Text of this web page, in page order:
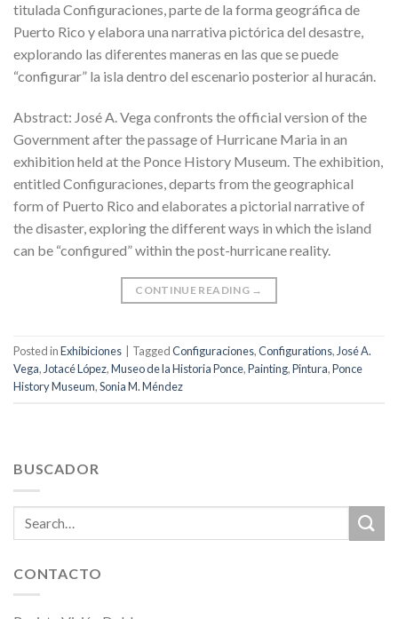
titulada Configuraciones, parte de la forma geográfica de
Puerto Rico y elabora una narrativa pictórica del desastre,
explorando las diferentes maneras en las que se puede
“configurar” la isla dentro del escenario posterior al huracán.
Abstract: José A. Vega confronts the official version of the
Government after the passage of Hurricane Maria in an
exhibition held at the Ponce History Museum. The exhibition,
entitled Configuraciones, departs from the geographical
form of Puerto Rico and elaborates a pictorial narrative of
the disaster, exploring the different ways in which the island
can be “configured” within the post-hurricane reality.
CONTINUE READING →
Posted inExhibiciones TaggedConfiguraciones,Configurations,José A.
Vega,Jotacé López,Museo de la Historia Ponce,Painting,Pintura,Ponce
History Museum,Sonia M. Méndez
BUSCADOR
CONTACTO